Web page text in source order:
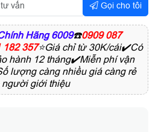
Gọi cho tôi
Hãng 6009☎️0909 087
182 357⭐Giá chỉ từ 30K/cái✔️Có
hành 12 tháng✔️Miễn phí vận
lượng càng nhiều giá càng rẻ
giới thiệu